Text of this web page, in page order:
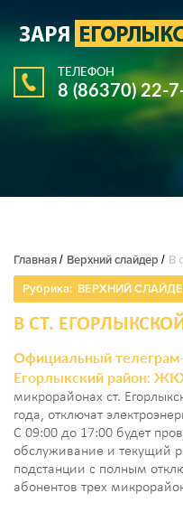
ТЕЛЕФОН
8 (86370) 22-
Главная / Верхний слайдер / В
Рубрика: ВЕРХНИЙ
В СТ.
Официальный
Егорлыкский район:
микрорайонах ст.
года, отключат
С 09:00 до 17:00 будет
обслуживание и текущий
подстанции с полным
абонентов трех